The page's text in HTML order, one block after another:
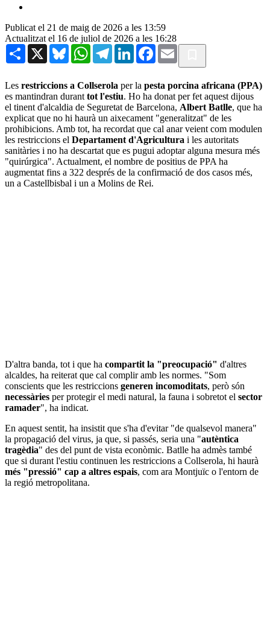
Publicat el 21 de maig de 2026 a les 13:59
Actualitzat el 16 de juliol de 2026 a les 16:28
Share X BlueskyWhatsAppTelegramLinkedInFacebook
Email
Les restriccions a Collserola per la pesta porcina africana (PPA)
es mantindran durant tot l'estiu. Ho ha donat per fet aquest dijous
el tinent d'alcaldia de Seguretat de Barcelona, Albert Batlle, que ha
explicat que no hi haurà un aixecament "generalitzat" de les
prohibicions. Amb tot, ha recordat que cal anar veient com modulen
les restriccions el Departament d'Agricultura i les autoritats
sanitàries i no ha descartat que es pugui adoptar alguna mesura més
"quirúrgica". Actualment, el nombre de positius de PPA ha
augmentat fins a 322 després de la confirmació de dos casos més,
un a Castellbisbal i un a Molins de Rei.
D'altra banda, tot i que ha compartit la "preocupació" d'altres
alcaldes, ha reiterat que cal complir amb les normes. "Som
conscients que les restriccions generen incomoditats, però són
necessàries per protegir el medi natural, la fauna i sobretot el sector
ramader", ha indicat.
En aquest sentit, ha insistit que s'ha d'evitar "de qualsevol manera"
la propagació del virus, ja que, si passés, seria una "autèntica
tragèdia" des del punt de vista econòmic. Batlle ha admès també
que si durant l'estiu continuen les restriccions a Collserola, hi haurà
més "pressió" cap a altres espais, com ara Montjuïc o l'entorn de
la regió metropolitana.